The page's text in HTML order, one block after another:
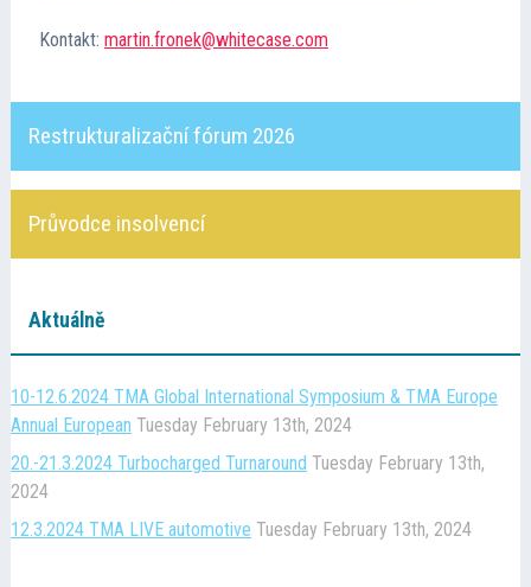
Kontakt: martin.fronek@whitecase.com
Restrukturalizační fórum 2026
Průvodce insolvencí
Aktuálně
10-12.6.2024 TMA Global International Symposium & TMA Europe
Annual European Tuesday February 13th, 2024
20.-21.3.2024 Turbocharged Turnaround Tuesday February 13th,
2024
12.3.2024 TMA LIVE automotive Tuesday February 13th, 2024